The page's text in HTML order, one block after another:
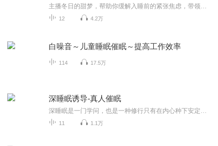
12 4.2万
白噪音～儿童睡眠催眠～提高工作效率
114 17.5万
深睡眠诱导-真人催眠
11 1.1万